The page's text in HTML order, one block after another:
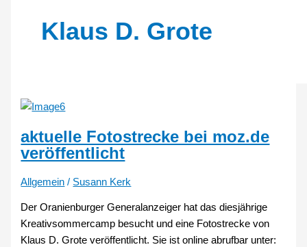
Klaus D. Grote
aktuelle Fotostrecke bei moz.de
veröffentlicht
Allgemein / Susann Kerk
Der Oranienburger Generalanzeiger hat das diesjährige
Kreativsommercamp besucht und eine Fotostrecke von
Klaus D. Grote veröffentlicht. Sie ist online abrufbar unter: